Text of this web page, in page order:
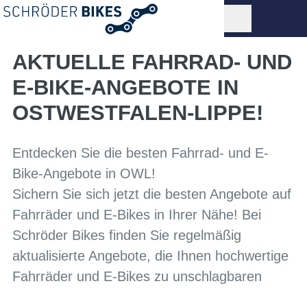
AKTUELLE FAHRRAD- UND
E-BIKE-ANGEBOTE IN
OSTWESTFALEN-LIPPE!
Entdecken Sie die besten Fahrrad- und E-
Bike-Angebote in OWL!
Sichern Sie sich jetzt die besten Angebote auf
Fahrräder und E-Bikes in Ihrer Nähe! Bei
Schröder Bikes finden Sie regelmäßig
aktualisierte Angebote, die Ihnen hochwertige
Fahrräder und E-Bikes zu unschlagbaren